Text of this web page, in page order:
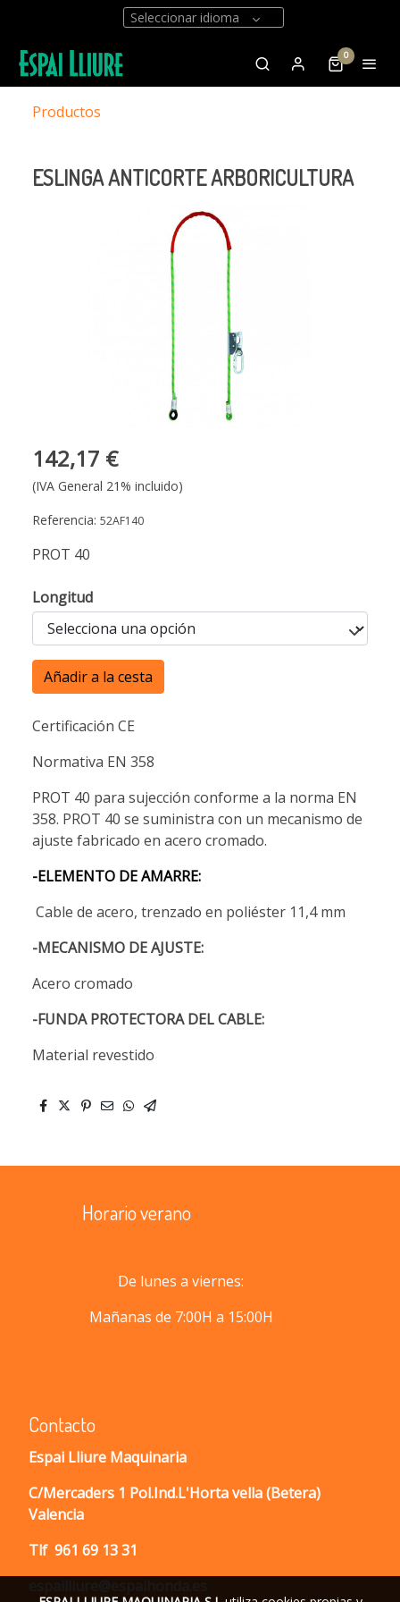
Seleccionar idioma
0
Productos
ESLINGA ANTICORTE ARBORICULTURA
142,17 €
(IVA General 21% incluido)
Referencia: 52AF140
PROT 40
Longitud
Añadir a la cesta
Certificación CE
Normativa EN 358
PROT 40 para sujección conforme a la norma EN
358. PROT 40 se suministra con un mecanismo de
ajuste fabricado en acero cromado.
-ELEMENTO DE AMARRE:
Cable de acero, trenzado en poliéster 11,4 mm
-MECANISMO DE AJUSTE:
Acero cromado
-FUNDA PROTECTORA DEL CABLE:
Material revestido
Horario verano
De lunes a viernes:
Mañanas de 7:00H a 15:00H
Contacto
Espai Lliure Maquinaria
C/Mercaders 1 Pol.Ind.L'Horta vella (Betera)
Valencia
Tlf 961 69 13 31